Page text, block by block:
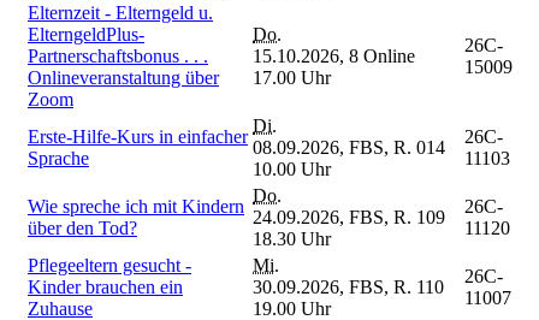
Elternzeit - Elterngeld u.
ElterngeldPlus-
Partnerschaftsbonus . . .
Onlineveranstaltung über
Zoom
Do.
15.10.2026,
17.00 Uhr
8 Online
26C-
15009
Erste-Hilfe-Kurs in einfacher
Sprache
Di.
08.09.2026,
10.00 Uhr
FBS, R. 014
26C-
11103
Wie spreche ich mit Kindern
über den Tod?
Do.
24.09.2026,
18.30 Uhr
FBS, R. 109
26C-
11120
Pflegeeltern gesucht -
Kinder brauchen ein
Zuhause
Mi.
30.09.2026,
19.00 Uhr
FBS, R. 110
26C-
11007